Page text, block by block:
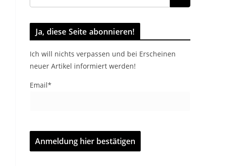
Ja, diese Seite abonnieren!
Ich will nichts verpassen und bei Erscheinen
neuer Artikel informiert werden!
Email*